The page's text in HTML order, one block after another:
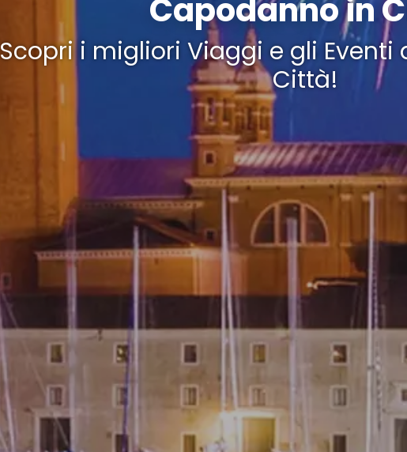
Capodanno in
Scopri i migliori Viaggi e gli Eventi
Città!